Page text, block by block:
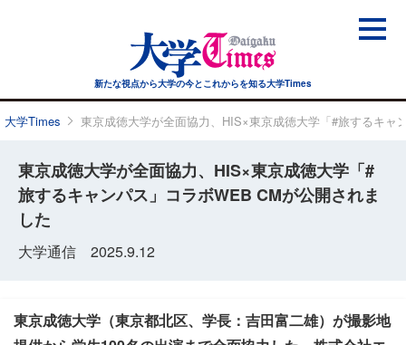
新たな視点から大学の今とこれからを知る大学Times
大学Times 東京成徳大学が全面協力、HIS×東京成徳大学「#旅するキャ
東京成徳大学が全面協力、HIS×東京成徳大学「#
旅するキャンパス」コラボWEB CMが公開されま
した
大学通信 2025.9.12
東京成徳大学（東京都北区、学長：吉田富二雄）が撮影地